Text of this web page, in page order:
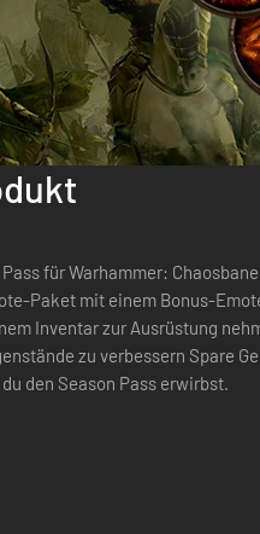
Warhammer: Chaosbane enthalten.
Paket mit einem Bonus-
Inventar zur Ausrüstung
Spare Geld für zusätzliche Warhammer:
den Season Pass erwirbst.